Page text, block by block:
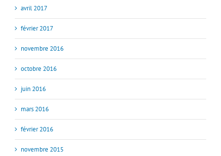
avril 2017
février 2017
novembre 2016
octobre 2016
juin 2016
mars 2016
février 2016
novembre 2015